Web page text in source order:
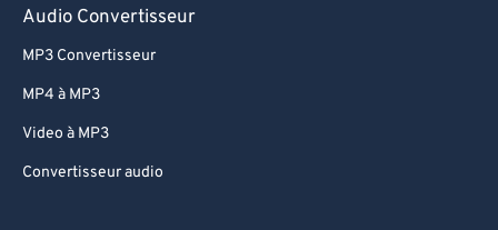
Audio Convertisseur
MP3 Convertisseur
MP4 à MP3
Video à MP3
Convertisseur audio